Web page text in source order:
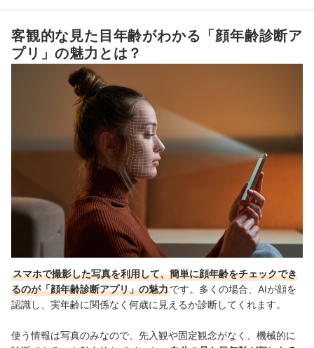
未来の自分をシミュレーションしてくれるアプリも
そのほかの顔診断アプリも試してみよう！
客観的な見た目年齢がわかる「顔年齢診断ア
プリ」の魅力とは？
スマホで撮影した写真を利用して、簡単に顔年齢をチェックでき
るのが「顔年齢診断アプリ」の魅力です。多くの場合、AIが顔を
認識し、実年齢に関係なく何歳に見えるか診断してくれます。
使う情報は写真のみなので、先入観や固定観念がなく、機械的に